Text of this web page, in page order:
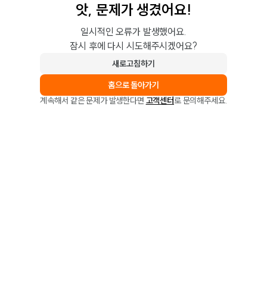
앗, 문제가 생겼어요!
일시적인 오류가 발생했어요.
잠시 후에 다시 시도해주시겠어요?
새로고침하기
홈으로 돌아가기
계속해서 같은 문제가 발생한다면 고객센터로 문의해주세요.